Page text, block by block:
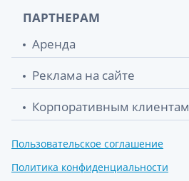
ПАРТНЕРАМ
Аренда
Реклама на сайте
Корпоративным клиентам
Пользовательское соглашение
Политика конфиденциальности